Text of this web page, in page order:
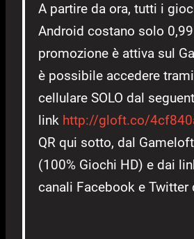
A partire da ora, tutti i
Android costano solo
promozione è attiva sul
è possibile accedere
cellulare SOLO dal
link http://gloft.co/
QR qui sotto, dal
(100% Giochi HD) e dai
canali Facebook e Twitter